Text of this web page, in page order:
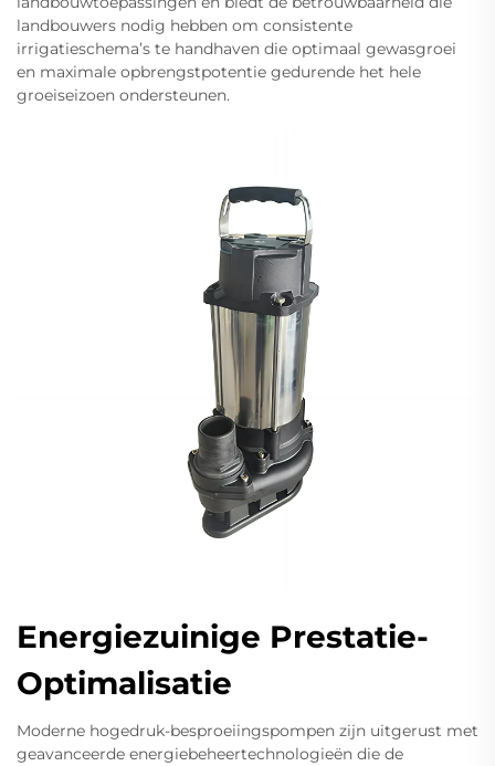
landbouwers nodig hebben om consistente
irrigatieschema’s te handhaven die optimaal gewasgroei
en maximale opbrengstpotentie gedurende het hele
groeiseizoen ondersteunen.
Energiezuinige Prestatie-
Optimalisatie
Moderne hogedruk-besproeiingspompen zijn uitgerust met
geavanceerde energiebeheertechnologieën die de